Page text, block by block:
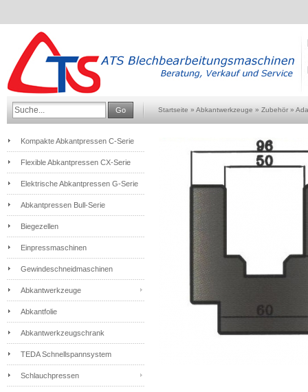
Go Startseite » Abkantwerkzeuge » Zubehör »
Kompakte Abkantpressen C-Serie
Flexible Abkantpressen CX-Serie
Elektrische Abkantpressen G-Serie
Abkantpressen Bull-Serie
Biegezellen
Einpressmaschinen
Gewindeschneidmaschinen
Abkantwerkzeuge
Abkantfolie
Abkantwerkzeugschrank
TEDA Schnellspannsystem
Schlauchpressen